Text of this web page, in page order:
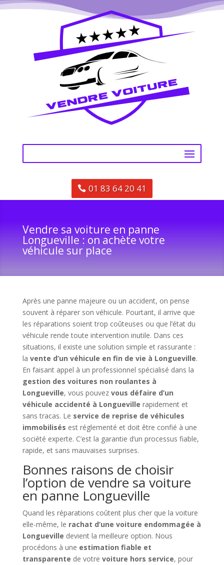
01 83 64 20 41
Vendre sa voiture en panne
Longueville : on achète votre
véhicule sur place
Après une panne majeure ou un accident, on pense
souvent à réparer son véhicule. Pourtant, il arrive que
les réparations soient trop coûteuses ou que l’état du
véhicule rende toute intervention inutile. Dans ces
situations, il existe une solution simple et rassurante :
la vente d’un véhicule en fin de vie à Longueville.
En faisant appel à un professionnel spécialisé dans la
gestion des voitures non roulantes à
Longueville, vous pouvez vous défaire d’un
véhicule accidenté à Longueville rapidement et
sans tracas. Le service de reprise de véhicules
immobilisés est réglementé et doit être confié à une
société experte. C’est la garantie d’un processus fiable,
rapide, et sans mauvaises surprises.
Bonnes raisons de choisir
l’option de vendre sa voiture
en panne Longueville
Quand les réparations coûtent plus cher que la voiture
elle-même, le rachat d’une voiture endommagée à
Longueville devient la meilleure option. Nous
procédons à une estimation fiable et
transparente de votre voiture hors service, pour